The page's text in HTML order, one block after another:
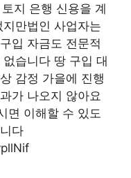
지 은행 신용을 계
만법인 사업자는
입 자금도 전문적
습니다 땅 구입 대
감정 가을에 진행
가 나오지 않아요
면 이해할 수 있도
다